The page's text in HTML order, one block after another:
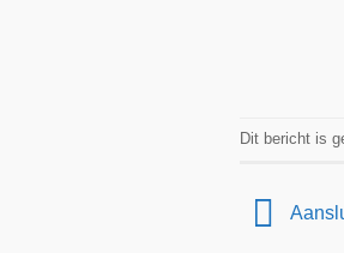
Dit bericht is